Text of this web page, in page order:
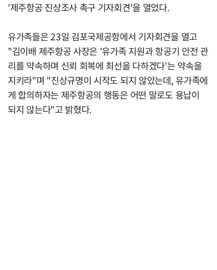
'제주항공 진상조사 촉구 기자회견'을 열었다.
유가족들은 23일 김포국제공항에서 기자회견을 열고
"김이배 제주항공 사장은 '유가족 지원과 항공기 안전 관
리를 약속하며 신뢰 회복에 최선을 다하겠다'는 약속을
지키라"며 "진상규명이 시작도 되지 않았는데, 유가족에
게 합의하자는 제주항공의 행동은 어떤 말로도 용납이
되지 않는다"고 밝혔다.